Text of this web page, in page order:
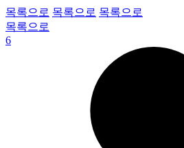
목록으로 목록으로 목록으로
목록으로
6